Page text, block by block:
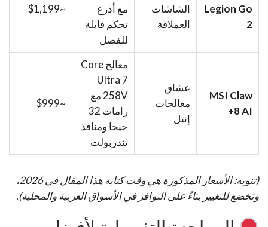
Legion Go
2
الشاشات
العملاقة
مع أذرع
تحكم قابلة
للفصل
~$1,199
MSI Claw
8 AI+
عشاق
معالجات
إنتل
معالج Core
Ultra 7
258V مع
رامات 32
جيجا ومنافذ
ثندربولت
~$999
(تنويه: الأسعار المذكورة هي وقت كتابة هذا المقال في 2026،
وتخضع للتغيير بناءً على التوافر في الأسواق العربية والمحلية).